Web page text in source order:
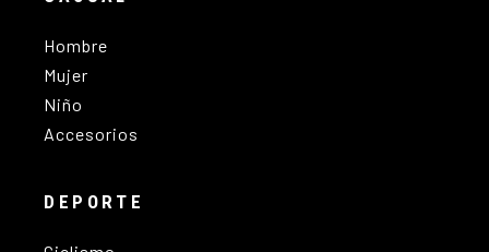
Hombre
Mujer
Niño
Accesorios
DEPORTE